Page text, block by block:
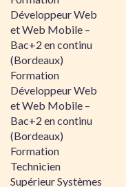
Développeur Web
et Web Mobile –
Bac+2 en continu
(Bordeaux)
Formation
Développeur Web
et Web Mobile –
Bac+2 en continu
(Bordeaux)
Formation
Technicien
Supérieur Systèmes